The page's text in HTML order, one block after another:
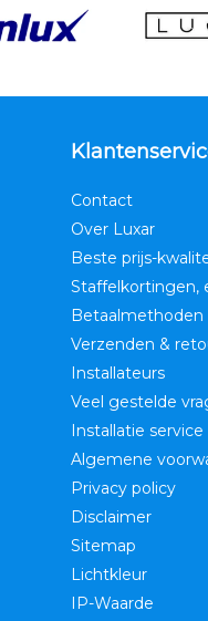
Contact
Over Luxar
Beste prijs-
Staffelkortingen,
Betaalmethoden
Verzenden &
Installateurs
Veel gestelde
Installatie service
Algemene
Privacy policy
Disclaimer
Sitemap
Lichtkleur
IP-Waarde